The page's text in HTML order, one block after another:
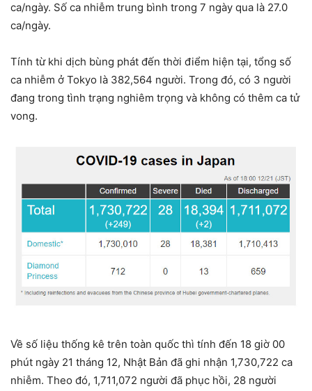
ca/ngày. Số ca nhiễm trung bình trong 7 ngày qua là 27.0
ca/ngày.
Tính từ khi dịch bùng phát đến thời điểm hiện tại, tổng số
ca nhiễm ở Tokyo là 382,564 người. Trong đó, có 3 người
đang trong tình trạng nghiêm trọng và không có thêm ca tử
vong.
Về số liệu thống kê trên toàn quốc thì tính đến 18 giờ 00
phút ngày 21 tháng 12, Nhật Bản đã ghi nhận 1,730,722 ca
nhiễm. Theo đó, 1,711,072 người đã phục hồi, 28 người